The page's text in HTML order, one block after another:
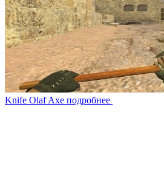
Knife Olaf Axe подробнее